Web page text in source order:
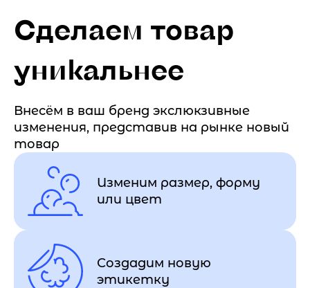
Сделаем товар
уникальнее
Внесём в ваш бренд экслюкзивные
изменения, представив на рынке новый
товар
Изменим размер, форму
или цвет
Создадим новую
этикетку